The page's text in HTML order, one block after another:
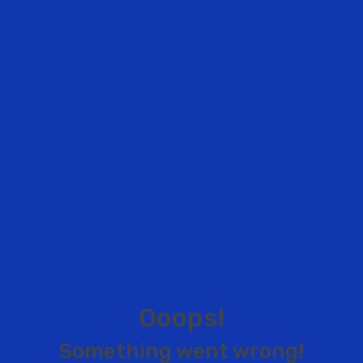
Ooops!
Something went wrong!